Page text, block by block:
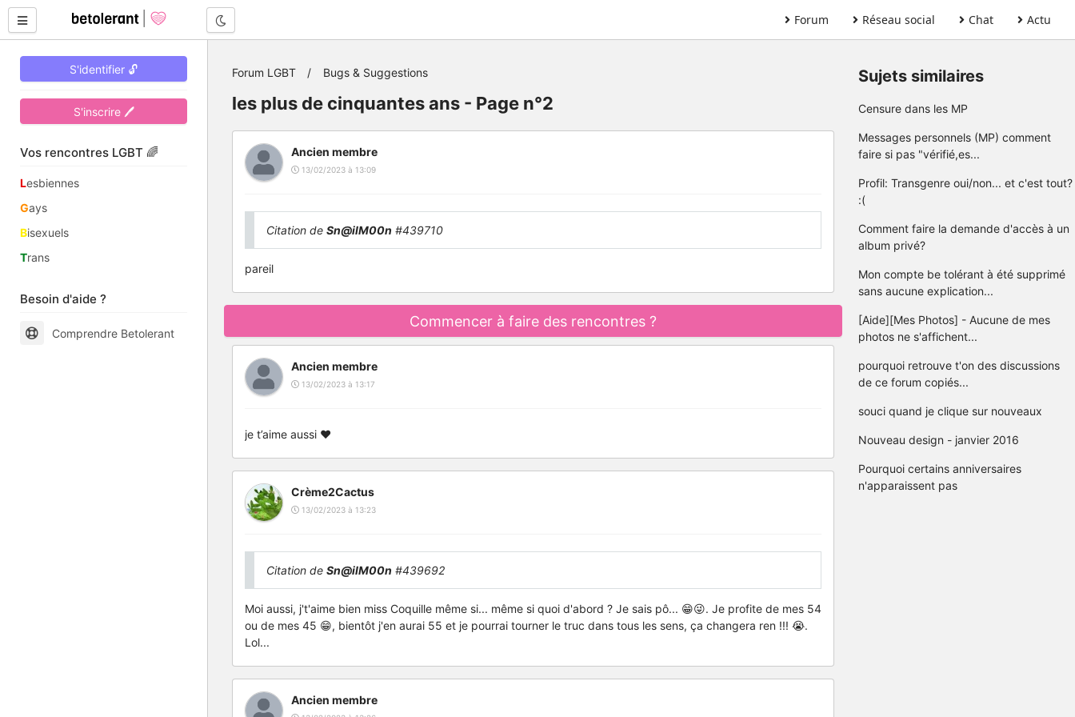
Forum Réseau social Chat Actu
S'identifier 🔓
S'inscrire 🖊
Vos rencontres LGBT 🌈
Lesbiennes
Gays
Bisexuels
Trans
Besoin d'aide ?
Comprendre Betolerant
Forum LGBT Bugs & Suggestions
les plus de cinquantes ans - Page n°2
Ancien membre
13/02/2023 à 13:09
Citation de Sn@ilM00n #439710
pareil
Commencer à faire des rencontres ?
Ancien membre
13/02/2023 à 13:17
je t’aime aussi ❤️
Crème2Cactus
13/02/2023 à 13:23
Citation de Sn@ilM00n #439692
Moi aussi, j't'aime bien miss Coquille même si... même si quoi d'abord ? Je sais pô... 😁😜. Je profite de mes 54
ou de mes 45 😁, bientôt j'en aurai 55 et je pourrai tourner le truc dans tous les sens, ça changera ren !!! 😭.
Lol...
Ancien membre
Sujets similaires
Censure dans les MP
Messages personnels (MP) comment
faire si pas "vérifié,es...
Profil: Transgenre oui/non... et c'est tout?
:(
Comment faire la demande d'accès à un
album privé?
Mon compte be tolérant à été supprimé
sans aucune explication...
[Aide][Mes Photos] - Aucune de mes
photos ne s'affichent...
pourquoi retrouve t'on des discussions
de ce forum copiés...
souci quand je clique sur nouveaux
Nouveau design - janvier 2016
Pourquoi certains anniversaires
n'apparaissent pas